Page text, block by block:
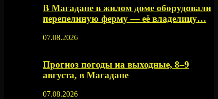
В Магадане в жилом доме оборудовали
перепелиную ферму — её владелицу…
07.08.2026
Прогноз погоды на выходные, 8–9
августа, в Магадане
07.08.2026